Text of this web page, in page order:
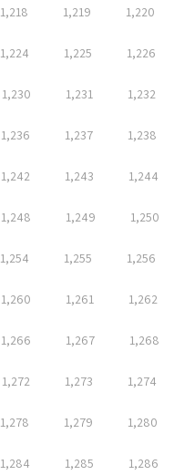
1,218 1,219 1,220
1,224 1,225 1,226
1,230 1,231 1,232
1,236 1,237 1,238
1,242 1,243 1,244
1,248 1,249 1,250
1,254 1,255 1,256
1,260 1,261 1,262
1,266 1,267 1,268
1,272 1,273 1,274
1,278 1,279 1,280
1,284 1,285 1,286